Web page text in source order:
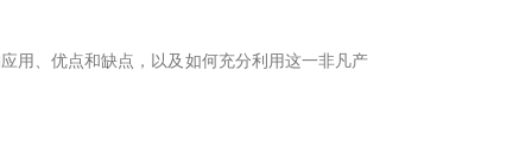
用、优点和缺点，以及如何充分利用这一非凡产